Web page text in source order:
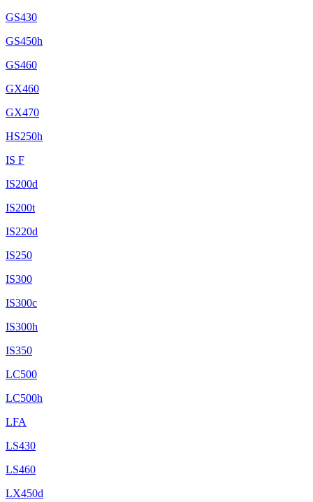
GS430
GS450h
GS460
GX460
GX470
HS250h
IS F
IS200d
IS200t
IS220d
IS250
IS300
IS300c
IS300h
IS350
LC500
LC500h
LFA
LS430
LS460
LX450d